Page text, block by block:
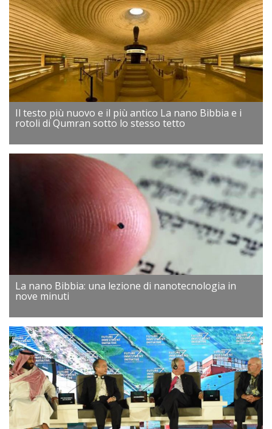
Il testo più nuovo e il più antico La nano Bibbia e i
rotoli di Qumran sotto lo stesso tetto
La nano Bibbia: una lezione di nanotecnologia in
nove minuti